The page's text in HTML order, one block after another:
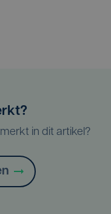
in dit artikel?